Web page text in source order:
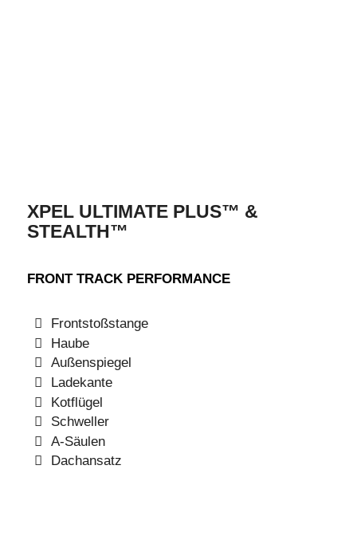
XPEL ULTIMATE PLUS™ &
STEALTH™
FRONT TRACK PERFORMANCE
Frontstoßstange
Haube
Außenspiegel
Ladekante
Kotflügel
Schweller
A-Säulen
Dachansatz